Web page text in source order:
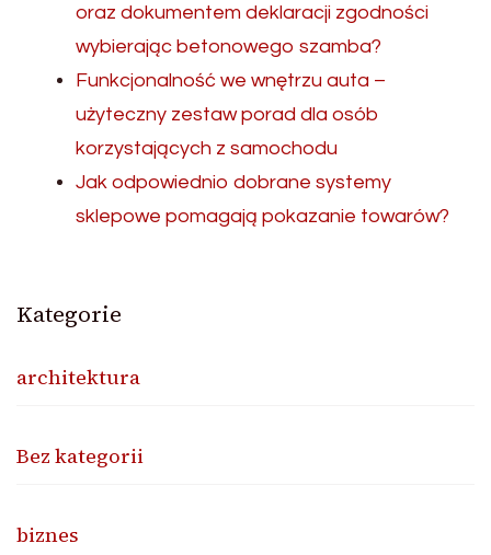
oraz dokumentem deklaracji zgodności
wybierając betonowego szamba?
Funkcjonalność we wnętrzu auta –
użyteczny zestaw porad dla osób
korzystających z samochodu
Jak odpowiednio dobrane systemy
sklepowe pomagają pokazanie towarów?
Kategorie
architektura
Bez kategorii
biznes